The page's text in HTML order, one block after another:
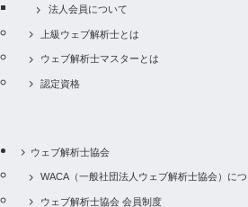
法人会員について
上級ウェブ解析士とは
ウェブ解析士マスターとは
認定資格
ウェブ解析士協会
WACA（一般社団法人ウェブ解析士協会）に
ウェブ解析士協会 会員制度